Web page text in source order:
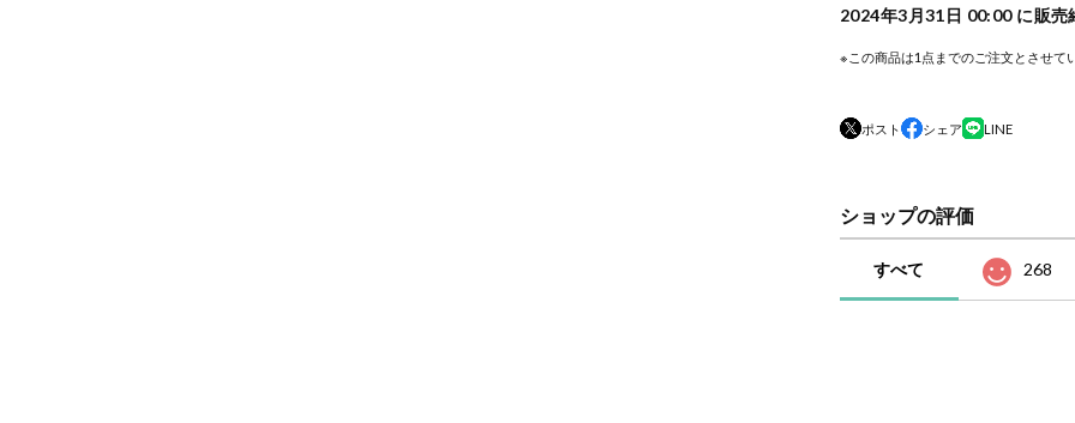
2024年3月31日 00:00 に販売
※この商品は1点までのご注文とさせて
ポスト シェア LINE
ショップの評価
すべて 268